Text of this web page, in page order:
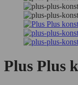
Plus Plus